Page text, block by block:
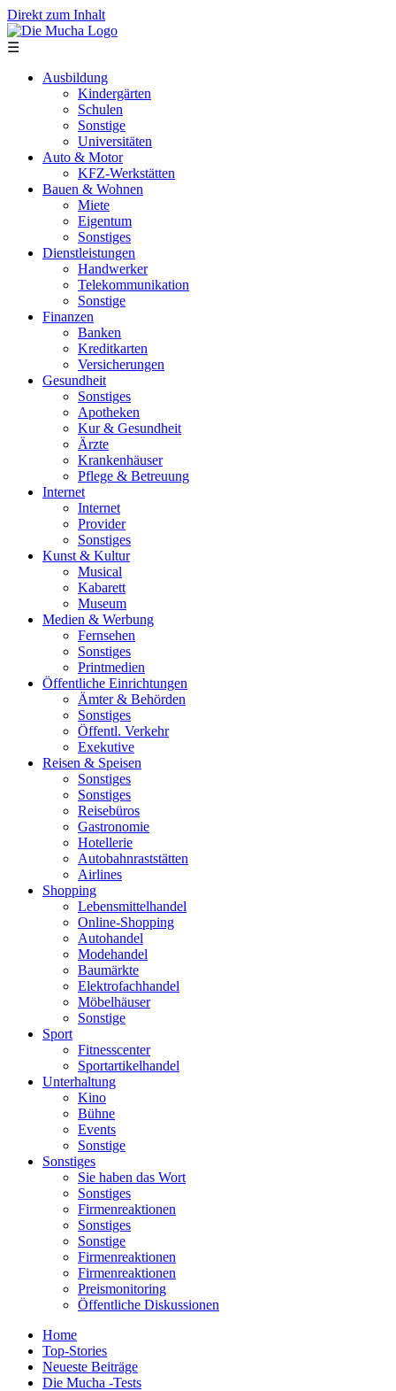
Direkt zum Inhalt
☰
Ausbildung
Kindergärten
Schulen
Sonstige
Universitäten
Auto & Motor
KFZ-Werkstätten
Bauen & Wohnen
Miete
Eigentum
Sonstiges
Dienstleistungen
Handwerker
Telekommunikation
Sonstige
Finanzen
Banken
Kreditkarten
Versicherungen
Gesundheit
Sonstiges
Apotheken
Kur & Gesundheit
Ärzte
Krankenhäuser
Pflege & Betreuung
Internet
Internet
Provider
Sonstiges
Kunst & Kultur
Musical
Kabarett
Museum
Medien & Werbung
Fernsehen
Sonstiges
Printmedien
Öffentliche Einrichtungen
Ämter & Behörden
Sonstiges
Öffentl. Verkehr
Exekutive
Reisen & Speisen
Sonstiges
Sonstiges
Reisebüros
Gastronomie
Hotellerie
Autobahnraststätten
Airlines
Shopping
Lebensmittelhandel
Online-Shopping
Autohandel
Modehandel
Baumärkte
Elektrofachhandel
Möbelhäuser
Sonstige
Sport
Fitnesscenter
Sportartikelhandel
Unterhaltung
Kino
Bühne
Events
Sonstige
Sonstiges
Sie haben das Wort
Sonstiges
Firmenreaktionen
Sonstiges
Sonstige
Firmenreaktionen
Firmenreaktionen
Preismonitoring
Öffentliche Diskussionen
Home
Top-Stories
Neueste Beiträge
Die Mucha -Tests